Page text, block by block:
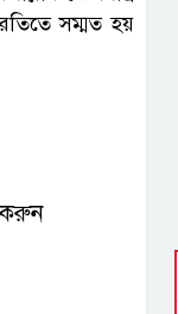
সম্মত হয়
করুন